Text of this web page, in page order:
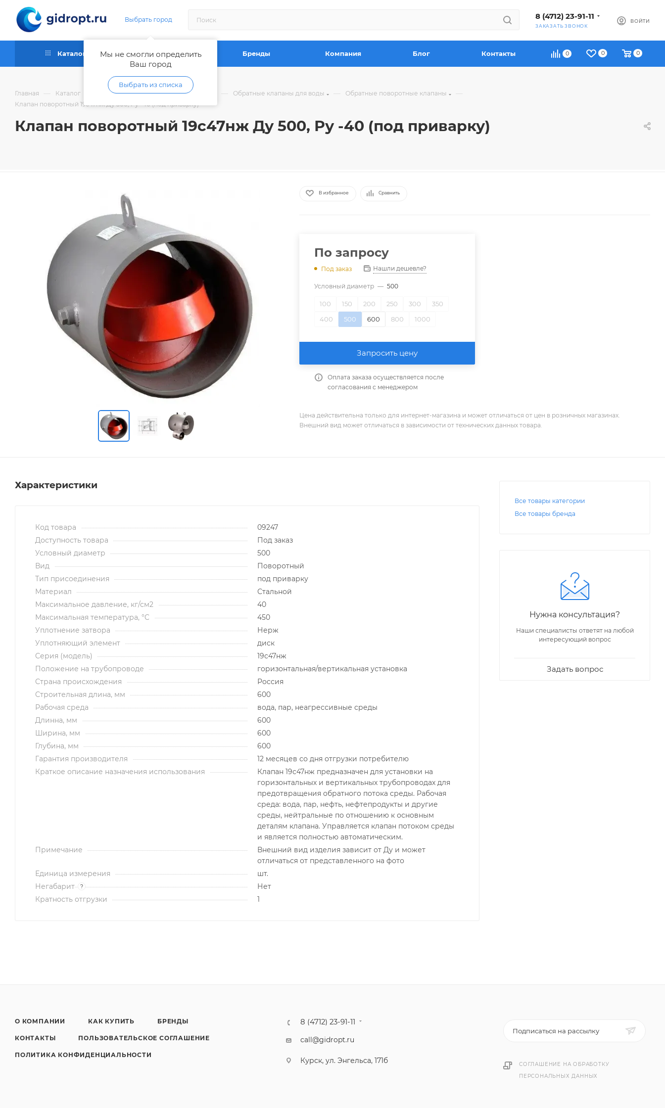
Выбрать город
Мы не смогли определить
Ваш город
Выбрать из списка
8 (4712) 23-91-11
ЗАКАЗАТЬ ЗВОНОК
ВОЙТИ
0 0 0
Каталог Как купить Бренды Компания Блог Контакты
Главная — Каталог Запорная и регулирующая арматура — Обратные клапаны для воды — Обратные поворотные клапаны —
Клапан поворотный 19с47нж Ду 500, Ру -40 (под приварку)
Клапан поворотный 19с47нж Ду 500, Ру -40 (под приварку)
В избранное Сравнить
По запросу
Под заказ Нашли дешевле?
Условный диаметр — 500
100 150 200 250 300
350
400
500 600 800 1000
Запросить цену
Оплата заказа осуществляется после
согласования с менеджером
Цена действительна только для интернет-магазина и может отличаться от цен в розничных магазинах.
Внешний вид может отличаться в зависимости от технических данных товара.
Характеристики
Код товара
09247
Доступность товара
Под заказ
Условный диаметр
500
Вид
Поворотный
Тип присоединения
под приварку
Материал
Стальной
Максимальное давление, кг/см2
40
Максимальная температура, °C
450
Уплотнение затвора
Нерж
Уплотняющий элемент
диск
Серия (модель)
19с47нж
Положение на трубопроводе
горизонтальная/вертикальная установка
Страна происхождения
Россия
Строительная длина, мм
600
Рабочая среда
вода, пар, неагрессивные среды
Длинна, мм
600
Ширина, мм
600
Глубина, мм
600
Гарантия производителя
12 месяцев со дня отгрузки потребителю
Краткое описание назначения использования
Клапан 19с47нж предназначен для установки на
горизонтальных и вертикальных трубопроводах для
предотвращения обратного потока среды. Рабочая
среда: вода, пар, нефть, нефтепродукты и другие
среды, нейтральные по отношению к основным
деталям клапана. Управляется клапан потоком среды
и является полностью автоматическим.
Примечание
Внешний вид изделия зависит от Ду и может
отличаться от представленного на фото
Единица измерения
шт.
Негабарит
?
Нет
Кратность отгрузки
1
Все товары категории
Все товары бренда
Нужна консультация?
Наши специалисты ответят на любой
интересующий вопрос
Задать вопрос
О КОМПАНИИ КАК КУПИТЬ БРЕНДЫ
КОНТАКТЫ ПОЛЬЗОВАТЕЛЬСКОЕ СОГЛАШЕНИЕ
ПОЛИТИКА КОНФИДЕНЦИАЛЬНОСТИ
8 (4712) 23-91-11
call@gidropt.ru
Курск, ул. Энгельса, 171б
Подписаться на рассылку
СОГЛАШЕНИЕ НА ОБРАБОТКУ
ПЕРСОНАЛЬНЫХ ДАННЫХ